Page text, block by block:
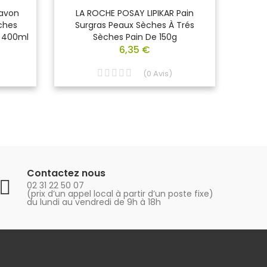
400ml
LA ROCHE POSAY LIPIKAR Pain
Surgras Peaux Sèches À Trés
Sèches Pain De 150g
6,35 €
(0 Avis)
Contactez nous
02 31 22 50 07
(prix d’un appel local à partir d’un poste fixe)
du lundi au vendredi de 9h à 18h